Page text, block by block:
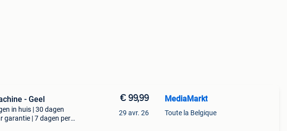
- Geel
in huis | 30 dagen
garantie | 7 dagen per
€ 99,99
29 avr. 26
MediaMarkt
Toute la Belgique